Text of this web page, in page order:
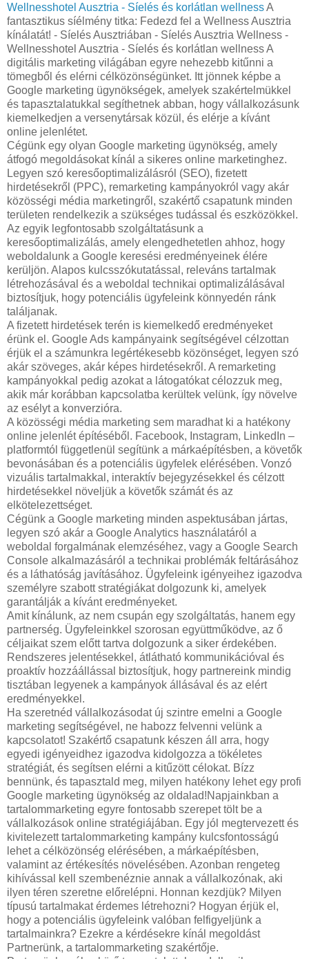
Wellnesshotel Ausztria - Síelés és korlátlan wellnessA
fantasztikus síélmény titka: Fedezd fel a Wellness Ausztria
kínálatát! - Síelés Ausztriában - Síelés Ausztria Wellness -
Wellnesshotel Ausztria - Síelés és korlátlan wellness A
digitális marketing világában egyre nehezebb kitűnni a
tömegből és elérni célközönségünket. Itt jönnek képbe a
Google marketing ügynökségek, amelyek szakértelmükkel
és tapasztalatukkal segíthetnek abban, hogy vállalkozásunk
kiemelkedjen a versenytársak közül, és elérje a kívánt
online jelenlétet.
Cégünk egy olyan Google marketing ügynökség, amely
átfogó megoldásokat kínál a sikeres online marketinghez.
Legyen szó keresőoptimalizálásról (SEO), fizetett
hirdetésekről (PPC), remarketing kampányokról vagy akár
közösségi média marketingről, szakértő csapatunk minden
területen rendelkezik a szükséges tudással és eszközökkel.
Az egyik legfontosabb szolgáltatásunk a
keresőoptimalizálás, amely elengedhetetlen ahhoz, hogy
weboldalunk a Google keresési eredményeinek élére
kerüljön. Alapos kulcsszókutatással, releváns tartalmak
létrehozásával és a weboldal technikai optimalizálásával
biztosítjuk, hogy potenciális ügyfeleink könnyedén ránk
találjanak.
A fizetett hirdetések terén is kiemelkedő eredményeket
érünk el. Google Ads kampányaink segítségével célzottan
érjük el a számunkra legértékesebb közönséget, legyen szó
akár szöveges, akár képes hirdetésekről. A remarketing
kampányokkal pedig azokat a látogatókat célozzuk meg,
akik már korábban kapcsolatba kerültek velünk, így növelve
az esélyt a konverzióra.
A közösségi média marketing sem maradhat ki a hatékony
online jelenlét építéséből. Facebook, Instagram, LinkedIn –
platformtól függetlenül segítünk a márkaépítésben, a követők
bevonásában és a potenciális ügyfelek elérésében. Vonzó
vizuális tartalmakkal, interaktív bejegyzésekkel és célzott
hirdetésekkel növeljük a követők számát és az
elkötelezettséget.
Cégünk a Google marketing minden aspektusában jártas,
legyen szó akár a Google Analytics használatáról a
weboldal forgalmának elemzéséhez, vagy a Google Search
Console alkalmazásáról a technikai problémák feltárásához
és a láthatóság javításához. Ügyfeleink igényeihez igazodva
személyre szabott stratégiákat dolgozunk ki, amelyek
garantálják a kívánt eredményeket.
Amit kínálunk, az nem csupán egy szolgáltatás, hanem egy
partnerség. Ügyfeleinkkel szorosan együttműködve, az ő
céljaikat szem előtt tartva dolgozunk a siker érdekében.
Rendszeres jelentésekkel, átlátható kommunikációval és
proaktív hozzáállással biztosítjuk, hogy partnereink mindig
tisztában legyenek a kampányok állásával és az elért
eredményekkel.
Ha szeretnéd vállalkozásodat új szintre emelni a Google
marketing segítségével, ne habozz felvenni velünk a
kapcsolatot! Szakértő csapatunk készen áll arra, hogy
egyedi igényeidhez igazodva kidolgozza a tökéletes
stratégiát, és segítsen elérni a kitűzött célokat. Bízz
bennünk, és tapasztald meg, milyen hatékony lehet egy profi
Google marketing ügynökség az oldalad!Napjainkban a
tartalommarketing egyre fontosabb szerepet tölt be a
vállalkozások online stratégiájában. Egy jól megtervezett és
kivitelezett tartalommarketing kampány kulcsfontosságú
lehet a célközönség elérésében, a márkaépítésben,
valamint az értékesítés növelésében. Azonban rengeteg
kihívással kell szembenéznie annak a vállalkozónak, aki
ilyen téren szeretne előrelépni. Honnan kezdjük? Milyen
típusú tartalmakat érdemes létrehozni? Hogyan érjük el,
hogy a potenciális ügyfeleink valóban felfigyeljünk a
tartalmainkra? Ezekre a kérdésekre kínál megoldást
Partnerünk, a tartalommarketing szakértője.